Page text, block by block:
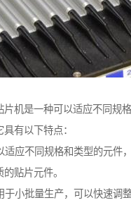
片机是一种可以适应不同规
有以下特点：
适应不同规格和类型的元件
贴片元件。
于小批量生产，可以快速调